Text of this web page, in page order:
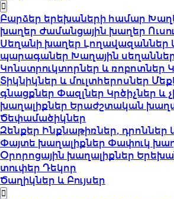
Բարձեր երեխաների համար
խաղեր Ժամանցային խաղեր
Սեղանի խաղեր Լողավազաններ
պարագաներ Խաղային
Կոնստրուկտորներ և ռոբոտներ
Տիկնիկներ և մուլտհերոսներ
գնացքներ Փազլներ Կրծիչներ և
խաղալիքներ Երաժշտական
Ծեփամածիկներ
Զենքեր Ինքնաթիռներ, դրոններ
Փայտե խաղալիքներ Փափուկ
Օրորոցային խաղալիքներ
տուփեր Դեկոր
Ծաղիկներ և Բույսեր